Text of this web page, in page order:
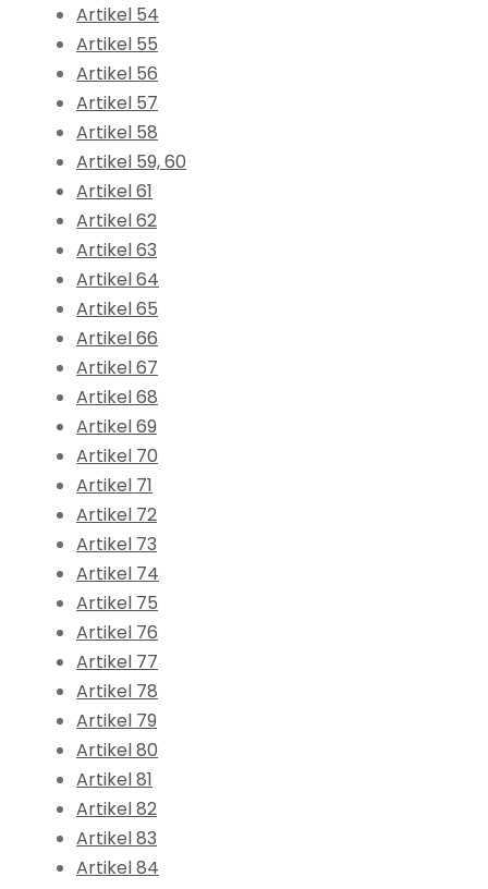
Artikel 54
Artikel 55
Artikel 56
Artikel 57
Artikel 58
Artikel 59, 60
Artikel 61
Artikel 62
Artikel 63
Artikel 64
Artikel 65
Artikel 66
Artikel 67
Artikel 68
Artikel 69
Artikel 70
Artikel 71
Artikel 72
Artikel 73
Artikel 74
Artikel 75
Artikel 76
Artikel 77
Artikel 78
Artikel 79
Artikel 80
Artikel 81
Artikel 82
Artikel 83
Artikel 84